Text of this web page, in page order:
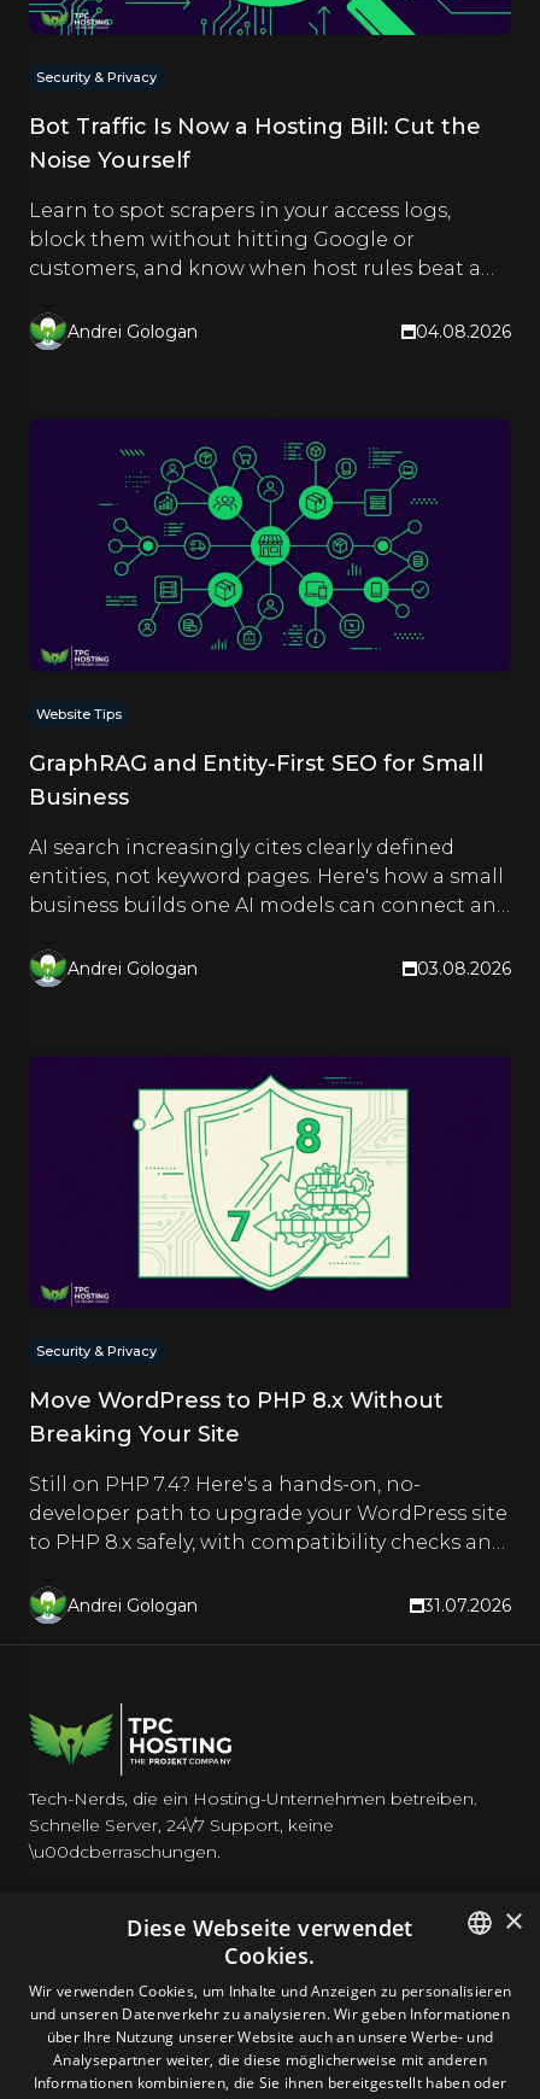
Security & Privacy
Bot Traffic Is Now a Hosting Bill: Cut the
Noise Yourself
Learn to spot scrapers in your access logs,
block them without hitting Google or
customers, and know when host rules beat a
Andrei Gologan 04.08.2026
Website Tips
GraphRAG and Entity-First SEO for Small
Business
AI search increasingly cites clearly defined
entities, not keyword pages. Here's how a small
business builds one AI models can connect and
Andrei Gologan 03.08.2026
Security & Privacy
Move WordPress to PHP 8.x Without
Breaking Your Site
Still on PHP 7.4? Here's a hands-on, no-
developer path to upgrade your WordPress site
to PHP 8.x safely, with compatibility checks and
Andrei Gologan 31.07.2026
Tech-Nerds, die ein Hosting-Unternehmen betreiben.
Schnelle Server, 24\/7 Support, keine
\u00dcberraschungen.
HOSTING
DOMAINS & E-MAIL
ENGLISH
ROMANIAN
×
Diese Webseite verwendet
Cookies.
Wir verwenden Cookies, um Inhalte und Anzeigen zu personalisieren
und unseren Datenverkehr zu analysieren. Wir geben Informationen
über Ihre Nutzung unserer Website auch an unsere Werbe- und
Analysepartner weiter, die diese möglicherweise mit anderen
Informationen kombinieren, die Sie ihnen bereitgestellt haben oder